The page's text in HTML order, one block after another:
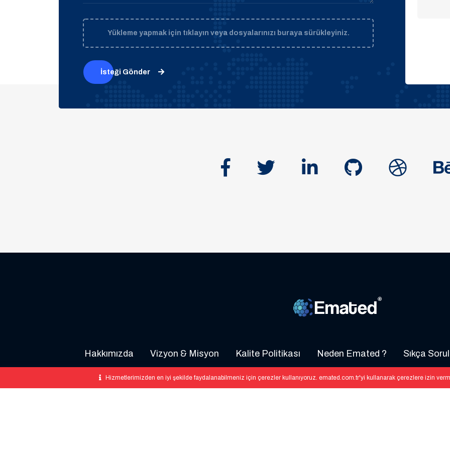
Yükleme yapmak için tıklayın veya dosyalarınızı buraya sürükleyiniz.
İsteği Gönder
Hakkımızda Vizyon & Misyon Kalite Politikası Neden Emated ? Sıkça
©Copyright 2020 Develop ByEnter YazılımTüm Hakları Saklıdır.
Hizmetlerimizden en iyi şekilde faydalanabilmeniz için çerezler kullanıyoruz. emated.com.tr'yi kullanarak çerezlere izin